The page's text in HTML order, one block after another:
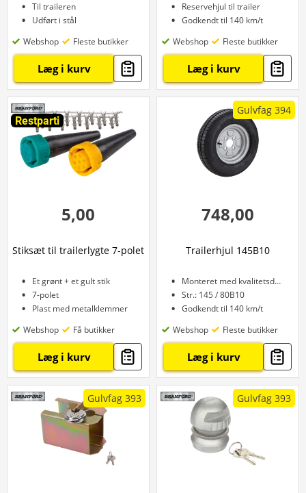
Til traileren
Udført i stål
Webshop
Fleste butikker
Læg i kurv
Reservehjul til trailer
Godkendt til 140 km/t
Webshop
Fleste butikker
Læg i kurv
Restparti
5,00
Stiksæt til trailerlygte 7-polet
Et grønt + et gult stik
7-polet
Plast med metalklemmer
Webshop
Få butikker
Læg i kurv
Gulvfag 394
748,00
Trailerhjul 145B10
Monteret med kvalitetsdæk
Str.: 145 / 80B10
Godkendt til 140 km/t
Webshop
Fleste butikker
Læg i kurv
Gulvfag 393 Gulvfag 393